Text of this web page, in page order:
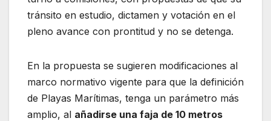
tránsito en estudio, dictamen y votación en el
pleno avance con prontitud y no se detenga.
En la propuesta se sugieren modificaciones al
marco normativo vigente para que la definición
de Playas Marítimas, tenga un parámetro más
amplio, al añadirse una faja de 10 metros